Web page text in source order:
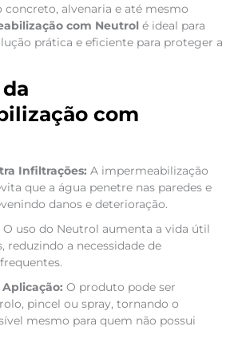
concreto, alvenaria e até mesmo
com Neutrol é ideal para
prática e eficiente para proteger a
com
Infiltrações: A impermeabilização
que a água penetre nas paredes e
danos e deterioração.
O uso do Neutrol aumenta a vida útil
reduzindo a necessidade de
O produto pode ser
pincel ou spray, tornando o
mesmo para quem não possui